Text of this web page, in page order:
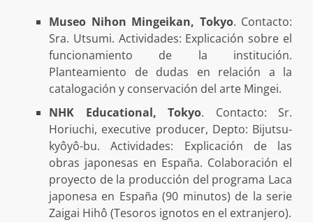
Museo Nihon Mingeikan, Tokyo. Contacto:
Sra. Utsumi. Actividades: Explicación sobre el
funcionamiento de la institución.
Planteamiento de dudas en relación a la
catalogación y conservación del arte Mingei.
NHK Educational, Tokyo. Contacto: Sr.
Horiuchi, executive producer, Depto: Bijutsu-
kyôyô-bu. Actividades: Explicación de las
obras japonesas en España. Colaboración el
proyecto de la producción del programa Laca
japonesa en España (90 minutos) de la serie
Zaigai Hihô (Tesoros ignotos en el extranjero).